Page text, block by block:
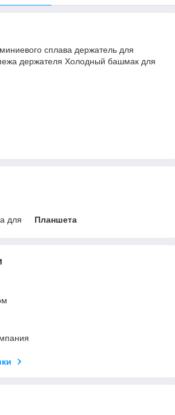
сплава держатель для
держателя Холодный башмак для
для
Планшета